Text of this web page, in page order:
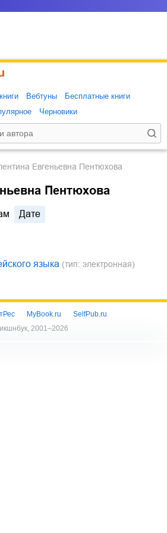
Вебтуны
Бесплатные книги
Черновики
Евгеньевна Пентюхова
Пентюхова
Дате
языка (тип: электронная)
MyBook.ru
SelfPub.ru
2001–2026